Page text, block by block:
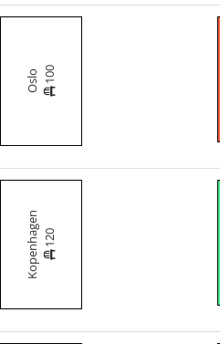
Oslo 100
Kopenhagen 120